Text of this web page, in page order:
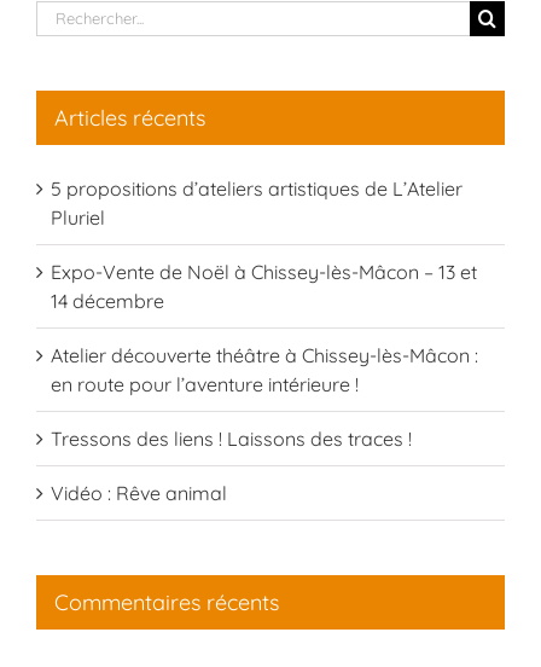
Rechercher:
Articles récents
5 propositions d’ateliers artistiques de L’Atelier
Pluriel
Expo-Vente de Noël à Chissey-lès-Mâcon – 13 et
14 décembre
Atelier découverte théâtre à Chissey-lès-Mâcon :
en route pour l’aventure intérieure !
Tressons des liens ! Laissons des traces !
Vidéo : Rêve animal
Commentaires récents